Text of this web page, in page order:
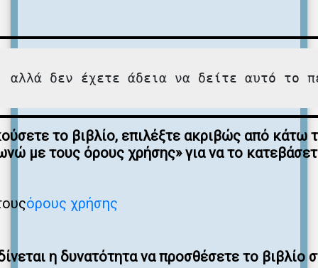
αλλά δεν έχετε άδεια να δείτε αυτό το
το βιβλίο, επιλέξτε ακριβώς από κάτω
με τους όρους χρήσης» για να το
όρους χρήσης
η δυνατότητα να προσθέσετε το βιβλίο